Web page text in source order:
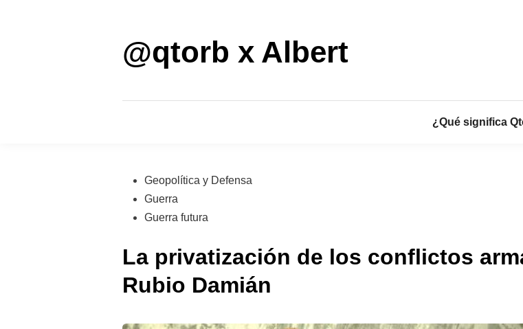
@qtorb x Albert
¿Qué significa
Publicado
en
Geopolítica y Defensa
Guerra
Guerra futura
La privatización de los conflictos
Rubio Damián